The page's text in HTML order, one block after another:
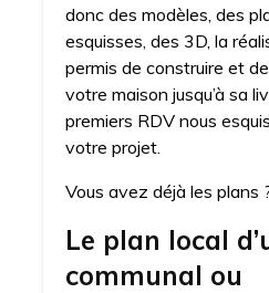
donc des modèles, des
esquisses, des 3D, la
permis de construire et
votre maison jusqu’à sa
premiers RDV nous
votre projet.
Vous avez déjà les plans
Le plan local
communal ou